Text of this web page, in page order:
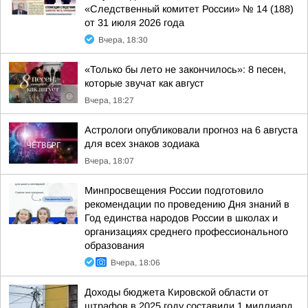
«Следственный комитет России» № 14 (188)
от 31 июля 2026 года
Вчера, 18:30
«Только бы лето не закончилось»: 8 песен,
которые звучат как август
Вчера, 18:27
Астрологи опубликовали прогноз на 6 августа
для всех знаков зодиака
Вчера, 18:07
Минпросвещения России подготовило
рекомендации по проведению Дня знаний в
Год единства народов России в школах и
организациях среднего профессионального
образования
Вчера, 18:06
Доходы бюджета Кировской области от